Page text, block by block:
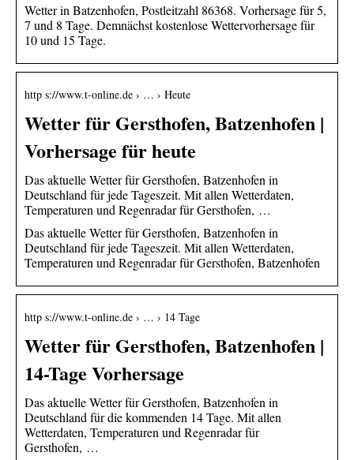
Wetter in Batzenhofen, Postleitzahl 86368. Vorhersage für 5,
7 und 8 Tage. Demnächst kostenlose Wettervorhersage für
10 und 15 Tage.
http s://www.t-online.de › … › Heute
Wetter für Gersthofen, Batzenhofen |
Vorhersage für heute
Das aktuelle Wetter für Gersthofen, Batzenhofen in
Deutschland für jede Tageszeit. Mit allen Wetterdaten,
Temperaturen und Regenradar für Gersthofen, …
Das aktuelle Wetter für Gersthofen, Batzenhofen in
Deutschland für jede Tageszeit. Mit allen Wetterdaten,
Temperaturen und Regenradar für Gersthofen, Batzenhofen
http s://www.t-online.de › … › 14 Tage
Wetter für Gersthofen, Batzenhofen |
14-Tage Vorhersage
Das aktuelle Wetter für Gersthofen, Batzenhofen in
Deutschland für die kommenden 14 Tage. Mit allen
Wetterdaten, Temperaturen und Regenradar für
Gersthofen, …